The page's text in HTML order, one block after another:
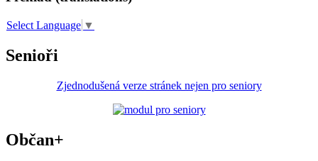
Select Language ▼
Senioři
Zjednodušená verze stránek nejen pro seniory
Občan+